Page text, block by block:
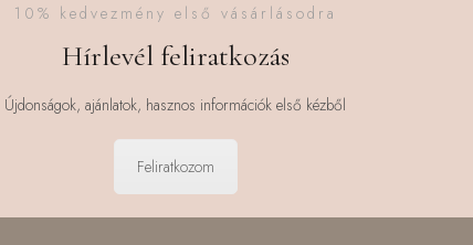
10% kedvezmény első vásárlásodra
Hírlevél feliratkozás
Újdonságok, ajánlatok, hasznos információk első kézből
Feliratkozom